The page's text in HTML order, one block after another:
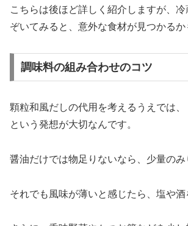
こちらは後ほど詳しく紹介しますが、
ぞいてみると、意外な食材が見つかるか
調味料の組み合わせのコツ
顆粒和風だしの代用を考えるうえでは、
という発想が大切なんです。
醤油だけでは物足りないなら、少量のみ
それでも風味が薄いと感じたら、塩や酒